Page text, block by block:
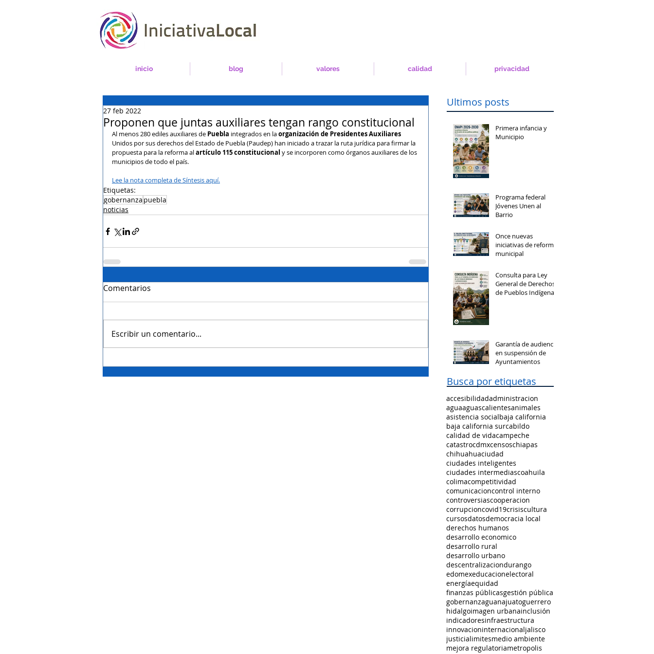
inicio blog valores calidad privacidad
Proponen que juntas auxiliares tengan rango constitucional
27 feb 2022
Al menos 280 ediles auxiliares de Puebla integrados en la organización de Presidentes Auxiliares
Unidos por sus derechos del Estado de Puebla (Paudep) han iniciado a trazar la ruta jurídica para firmar la
propuesta para la reforma al artículo 115 constitucional y se incorporen como órganos auxiliares de los
municipios de todo el país.
Lee la nota completa de Síntesis aquí.
Etiquetas:
gobernanza puebla
noticias
Comentarios
Escribir un comentario...
Ultimos posts
Primera infancia y
Municipio
Programa federal
Jóvenes Unen al
Barrio
Once nuevas
iniciativas de reforma
municipal
Consulta para Ley
General de Derechos
de Pueblos Indígenas
Garantía de audiencia
en suspensión de
Ayuntamientos
Busca por etiquetas
accesibilidadadministracion
aguaaguascalientesanimales
asistencia socialbaja california
baja california surcabildo
calidad de vidacampeche
catastrocdmxcensoschiapas
chihuahuaciudad
ciudades inteligentes
ciudades intermediascoahuila
colimacompetitividad
comunicacioncontrol interno
controversiascooperacion
corrupcioncovid19crisiscultura
cursosdatosdemocracia local
derechos humanos
desarrollo economico
desarrollo rural
desarrollo urbano
descentralizaciondurango
edomexeducacionelectoral
energíaequidad
finanzas públicasgestión pública
gobernanzaguanajuatoguerrero
hidalgoimagen urbanainclusión
indicadoresinfraestructura
innovacioninternacionaljalisco
justicialimitesmedio ambiente
mejora regulatoriametropolis